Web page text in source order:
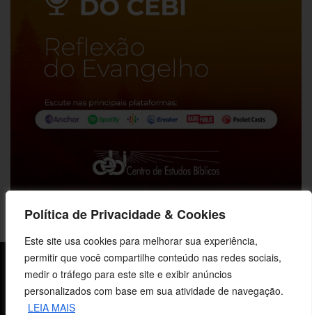
Política de Privacidade & Cookies
Este site usa cookies para melhorar sua experiência,
permitir que você compartilhe conteúdo nas redes sociais,
medir o tráfego para este site e exibir anúncios
personalizados com base em sua atividade de navegação.
LEIA MAIS
Sobre o CEBI
Agenda